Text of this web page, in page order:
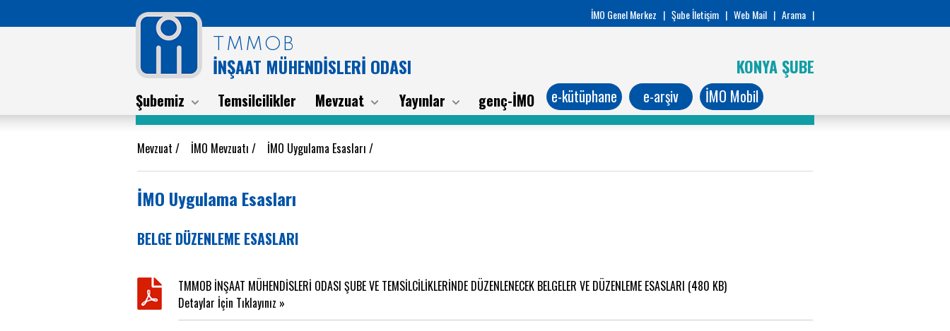
İMO Genel Merkez | Şube İletişim | Web Mail | Arama |
TMMOB
İNŞAAT MÜHENDİSLERİ ODASI KONYA ŞUBE
Şubemiz Temsilcilikler Mevzuat Yayınlar genç-İMO e-kütüphane e-arşiv İMO Mobil
Mevzuat / İMO Mevzuatı / İMO Uygulama Esasları /
İMO Uygulama Esasları
BELGE DÜZENLEME ESASLARI
TMMOB İNŞAAT MÜHENDİSLERİ ODASI ŞUBE VE TEMSİLCİLİKLERİNDE DÜZENLENECEK BELGELER VE DÜZENLEME ESASLARI (480 KB)
Detaylar İçin Tıklayınız »